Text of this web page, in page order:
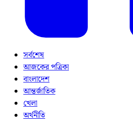
সর্বশেষ
আজকের পত্রিকা
বাংলাদেশ
আন্তর্জাতিক
খেলা
অর্থনীতি